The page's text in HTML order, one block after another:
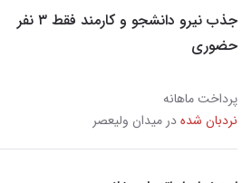
جذب نیرو دانشجو و کارمند فقط ۳ نفر
حضوری
پرداخت ماهانه
نردبان شدهدر میدان ولیعصر